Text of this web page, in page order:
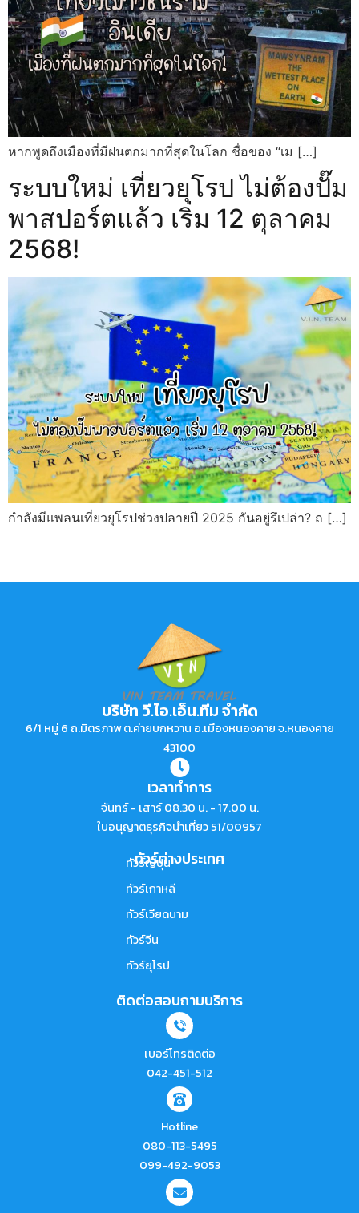
หากพูดถึงเมืองที่มีฝนตกมากที่สุดในโลก ชื่อของ “เม […]
ระบบใหม่ เที่ยวยุโรป ไม่ต้องปั๊ม
พาสปอร์ตแล้ว เริ่ม 12 ตุลาคม
2568!
กำลังมีแพลนเที่ยวยุโรปช่วงปลายปี 2025 กันอยู่รึเปล่า? ถ […]
บริษัท วี.ไอ.เอ็น.ทีม จำกัด
6/1 หมู่ 6 ถ.มิตรภาพ ต.ค่ายบกหวาน อ.เมืองหนองคาย จ.หนองคาย
43100
เวลาทำการ
จันทร์ - เสาร์ 08.30 น. - 17.00 น.
ใบอนุญาตธุรกิจนำเที่ยว 51/00957
ทัวร์ต่างประเทศ
ทัวร์ญี่ปุ่น
ทัวร์เกาหลี
ทัวร์เวียดนาม
ทัวร์จีน
ทัวร์ยุโรป
ติดต่อสอบถามบริการ
เบอร์โทรติดต่อ
042-451-512
Hotline
080-113-5495
099-492-9053